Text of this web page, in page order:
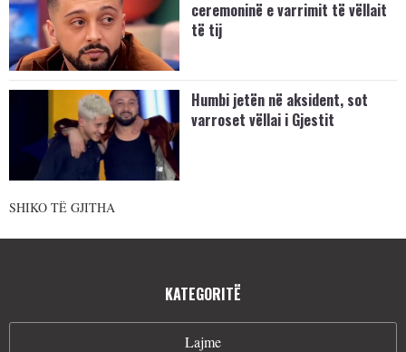
ceremoninë e varrimit të vëllait
të tij
Humbi jetën në aksident, sot
varroset vëllai i Gjestit
SHIKO TË GJITHA
KATEGORITË
Lajme